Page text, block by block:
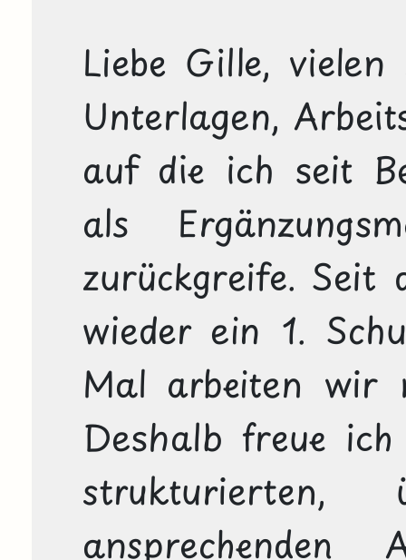
Liebe Gille,
Unterlagen,
auf die ich seit
als
zurückgreife. Seit
wieder ein 1.
Mal arbeiten wir
Deshalb freue
strukturierten,
ansprechenden